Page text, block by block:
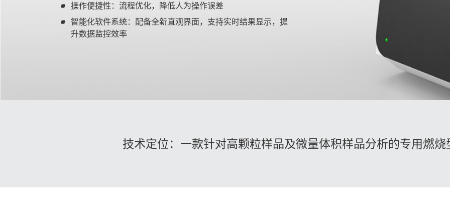
样品处理
自动进样器
样品引入
操作便捷性：流程优化，降低人为操作误差
智能化软件系统：配备全新直观界面，支持实时结果显示，提
升数据监控效率
技术定位：一款针对高颗粒样品及微量体积样品分析的专用燃烧